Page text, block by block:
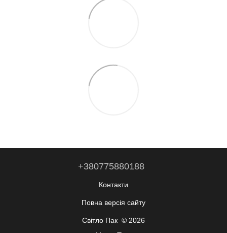
+380775880188
Контакти
Повна версія сайту
Світло Пак © 2026